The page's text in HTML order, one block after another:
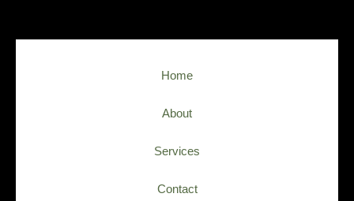
Home
About
Services
Contact